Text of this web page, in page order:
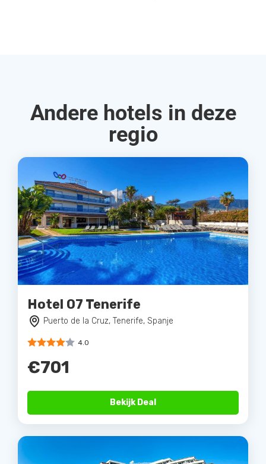
Andere hotels in deze
regio
Hotel 07 Tenerife
Puerto de la Cruz, Tenerife, Spanje
4.0
€701
Bekijk Deal